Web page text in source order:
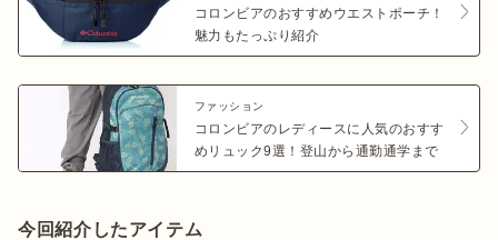
コロンビアのおすすめウエストポーチ！
魅力もたっぷり紹介
ファッション
コロンビアのレディースに人気のおすす
めリュック9選！登山から通勤通学まで
今回紹介したアイテム